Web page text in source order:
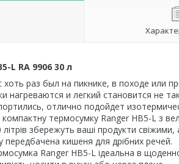
L RA 9906 30 л
раз был на пикнике, в походе или
нагреваются и легкий становится не
отлично подойдет
компактну термосумку Ranger HB5-L з
збережуть ваші продукти
передбачена кишеня для дрібних речей.
Ranger HB5-L ідеальна в